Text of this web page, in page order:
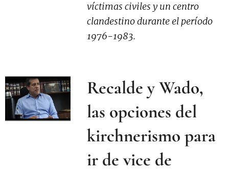
víctimas civiles y un centro
clandestino durante el período
1976-1983.
Recalde y Wado,
las opciones del
kirchnerismo para
ir de vice de